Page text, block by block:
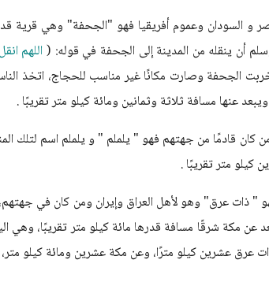
و السودان وعموم أفريقيا فهو "الجحفة" وهي قرية
أن ينقله من المدينة إلى الجحفة في قوله: (اللهم
خربت الجحفة وصارت مكانًا غير مناسب للحجاج، اتخذ
عنها مسافة ثلاثة وثمانين ومائة كيلو متر تقريبًا .
كان قادمًا من جهتهم فهو " يلملم " و يلملم اسم لتلك
متر تقريبًا .
" ذات عرق" وهو لأهل العراق وإيران ومن كان في
عن مكة شرقًا مسافة قدرها مائة كيلو متر تقريبًا، وهي
عرق عشرين كيلو مترًا، وعن مكة عشرين ومائة كيلو